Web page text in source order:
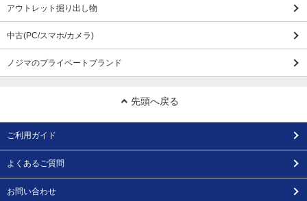
アウトレット掘り出し物
中古(PC/スマホ/カメラ)
ノジマのプライベートブランド
先頭へ戻る
ご利用ガイド
よくあるご質問
お問い合わせ